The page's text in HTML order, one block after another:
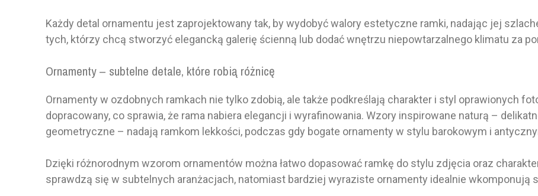
Każdy detal ornamentu jest zaprojektowany tak, by wydobyć walory estetyczne ramki, nadając jej
tych, którzy chcą stworzyć elegancką galerię ścienną lub dodać wnętrzu niepowtarzalnego klimatu za
Ornamenty – subtelne detale, które robią różnicę
Ornamenty w ozdobnych ramkach nie tylko zdobią, ale także podkreślają charakter i styl oprawionych
dopracowany, co sprawia, że rama nabiera elegancji i wyrafinowania. Wzory inspirowane naturą –
geometryczne – nadają ramkom lekkości, podczas gdy bogate ornamenty w stylu barokowym i
Dzięki różnorodnym wzorom ornamentów można łatwo dopasować ramkę do stylu zdjęcia oraz
sprawdzą się w subtelnych aranżacjach, natomiast bardziej wyraziste ornamenty idealnie wkomponują